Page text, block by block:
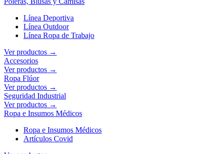
Línea Deportiva
Línea Outdoor
Línea Ropa de Trabajo
Ver productos →
Accesorios
Ver productos →
Ropa Flúor
Ver productos →
Seguridad Industrial
Ver productos →
Ropa e Insumos Médicos
Ropa e Insumos Médicos
Artículos Covid